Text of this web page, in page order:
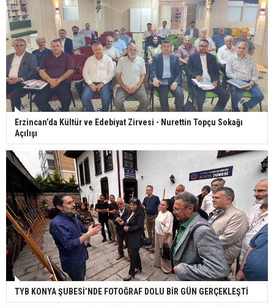
Erzincan’da Kültür ve Edebiyat Zirvesi - Nurettin Topçu Sokağı
Açılışı
TYB KONYA ŞUBESİ’NDE FOTOĞRAF DOLU BİR GÜN GERÇEKLEŞTİ